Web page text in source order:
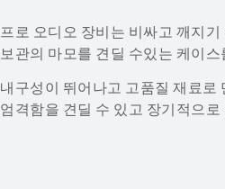
프로 오디오 장비는 비싸고 깨지
보관의 마모를 견딜 수있는 케이
내구성이 뛰어나고 고품질 재료로
엄격함을 견딜 수 있고 장기적으